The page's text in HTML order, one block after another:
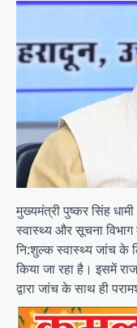
मुख्यमंत्री पुष्कर सिंह
स्वास्थ्य और सूचना
नि:शुल्क स्वास्थ्य जांच के
किया जा रहा है। इसमें
द्वारा जांच के साथ ही